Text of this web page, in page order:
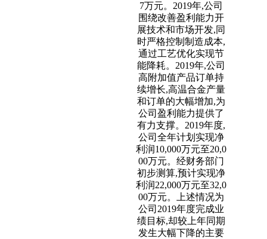
7万元。2019年,公司
围绕改善盈利能力开
展技术和市场开发,同
时严格控制制造成本,
通过工艺优化实现节
能降耗。2019年,公司
高附加值产品订单持
续增长,高温合金产量
和订单的大幅增加,为
公司盈利能力提供了
有力支撑。2019年度,
公司全年计划实现净
利润10,000万元至20,0
00万元。经财务部门
初步测算,预计实现净
利润22,000万元至32,0
00万元。上述情况为
公司2019年度完成业
绩目标,却较上年同期
发生大幅下降的主要